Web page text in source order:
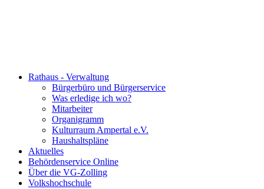
Rathaus - Verwaltung
Bürgerbüro und Bürgerservice
Was erledige ich wo?
Mitarbeiter
Organigramm
Kulturraum Ampertal e.V.
Haushaltspläne
Aktuelles
Behördenservice Online
Über die VG-Zolling
Volkshochschule